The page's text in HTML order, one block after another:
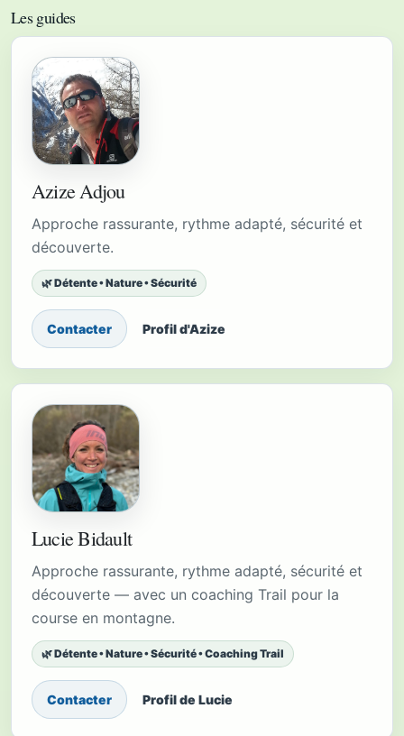
Les guides
Azize Adjou
Approche rassurante, rythme adapté, sécurité et
découverte.
🌿 Détente • Nature • Sécurité
Contacter Profil d'Azize
Lucie Bidault
Approche rassurante, rythme adapté, sécurité et
découverte — avec un coaching Trail pour la
course en montagne.
🌿 Détente • Nature • Sécurité • Coaching Trail
Contacter Profil de Lucie